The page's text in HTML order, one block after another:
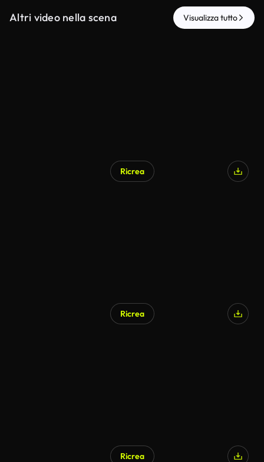
Altri video nella scena Visualizza tutto
Ricrea
Ricrea
Ricrea